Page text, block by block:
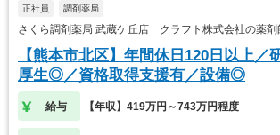
正社員 調剤薬局
さくら調剤薬局 武蔵ケ丘店 クラフト株式会社の薬剤
【熊本市北区】年間休日120日以上／
厚生◎／資格取得支援有／設備◎
給与 【年収】419万円～743万円程度